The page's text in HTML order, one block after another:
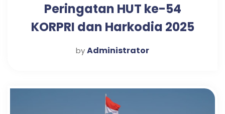
Peringatan HUT ke-54
KORPRI dan Harkodia 2025
Kabupaten Pasuruan
byAdministrator